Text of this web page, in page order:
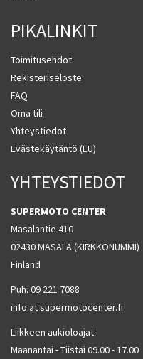
PIKALINKIT
Toimitusehdot
Rekisteriseloste
FAQ
Oma tili
Yhteystiedot
Evästekäytäntö (EU)
YHTEYSTIEDOT
SUPERMOTO CENTER
Masalantie 410
02430 MASALA (KIRKKONUMMI)
Finland
Puh. 09 221 7088
info at supermotocenter.fi
Liikkeen aukioloajat
Maanantai - Tiistai 09.00 - 17.00